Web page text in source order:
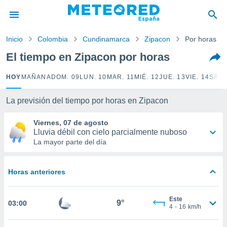
por
para
que se
calidad.
a este
y
digital
permite
Inicio Colombia Cundinamarca Zipacon Por horas
El tiempo en Zipacon por horas
HOY MAÑANA DOM. 09 LUN. 10 MAR. 11 MIÉ. 12JUE. 13VIE. 14
La previsión del tiempo por horas en Zipacon
Viernes, 07 de agosto
Lluvia débil con cielo parcialmente nuboso
La mayor parte del día
Horas anteriores
03:00 9°
Este
4 - 16 km/h